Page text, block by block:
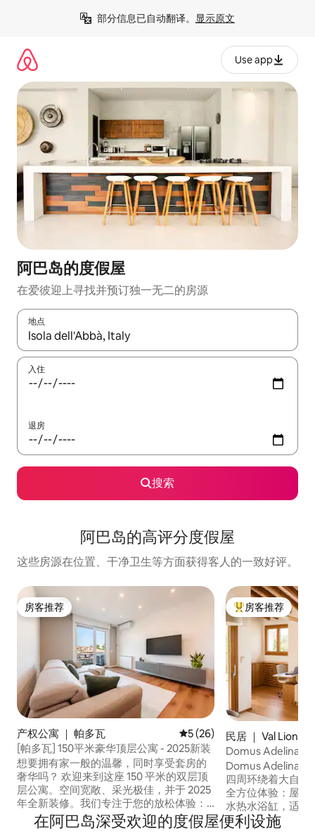
部分信息已自动翻译。 显示原文
Use app
阿巴岛的度假屋
在爱彼迎上寻找并预订独一无二的房源
地点
如有搜索结果，请使用上下方向键查看，或通过点击或滑动手势
入住
退房
搜索
阿巴岛的高评分度假屋
这些房源在位置、干净卫生等方面获得客人的一致好评。
房客推荐
房客推荐
产权公寓 ｜ 帕多瓦 平均评分 5 分（满分 5 分）
5 (26)
[帕多瓦] 150平米豪华顶层公寓 - 2025新装
想要拥有家一般的温馨，同时享受套房的
奢华吗？ 欢迎来到这座 150 平米的双层顶
层公寓。空间宽敞、采光极佳，并于 2025
年全新装修。我们专注于您的放松体验：
从配有舒适垫层（Topper）的高端床垫，
到推窗可见山景的主卧套房，每一处细节
热门「房客推荐」
房客推荐
民居 ｜ Val Liona
Domus
体验
Domus Adelina
四周环绕着大自然
全方位体验：屋顶
水热水浴缸，适合
为放松身心、放慢
的房源。 您可以找到以下内容： • 宽敞的
在阿巴岛深受欢迎的度假屋便利设施